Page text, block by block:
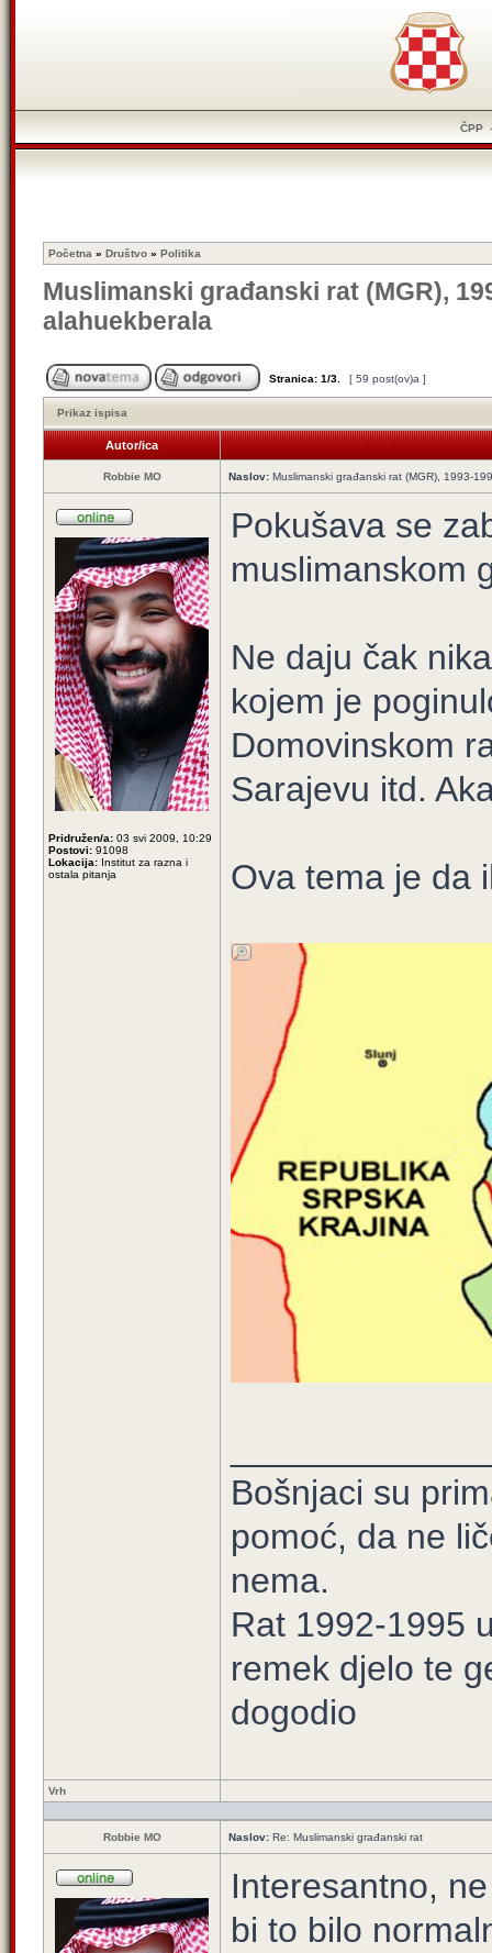
ČPP
Početna » Društvo » Politika
Muslimanski građanski rat (MGR),
alahuekberala
Stranica: 1/3 [ 59 post(ov)a ]
Prikaz ispisa
Autor/ica
Robbie MO Naslov: Muslimanski građanski rat (MGR), 1993-
Pridružen/a: 03 svi 2009, 10:29
Postovi: 91098
Lokacija: Institut za razna i
ostala pitanja
Pokušava se
muslimanskom
Ne daju čak
kojem je
Domovinskom
Sarajevu itd.
Ova tema je da
Bošnjaci su
pomoć, da ne
nema.
Rat 1992-1995
remek djelo te
dogodio
Vrh
Robbie MO Naslov: Re: Muslimanski građanski rat
Interesantno,
bi to bilo